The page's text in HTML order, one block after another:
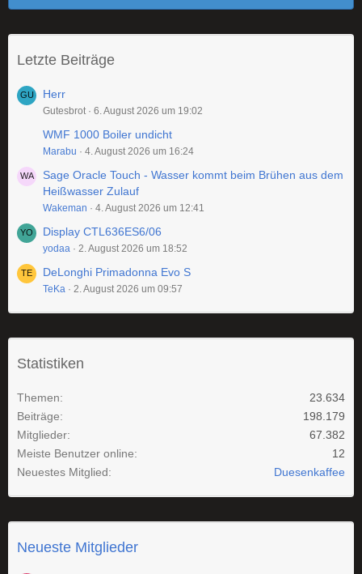
Letzte Beiträge
Herr
Gutesbrot 6. August 2026 um 19:02
WMF 1000 Boiler undicht
Marabu 4. August 2026 um 16:24
Sage Oracle Touch - Wasser kommt beim Brühen aus dem
Heißwasser Zulauf
Wakeman 4. August 2026 um 12:41
Display CTL636ES6/06
yodaa 2. August 2026 um 18:52
DeLonghi Primadonna Evo S
TeKa 2. August 2026 um 09:57
Statistiken
Themen
23.634
Beiträge
198.179
Mitglieder
67.382
Meiste Benutzer online
12
Neuestes Mitglied
Duesenkaffee
Neueste Mitglieder